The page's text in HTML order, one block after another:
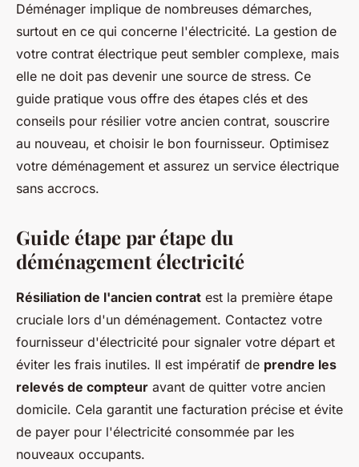
Déménager implique de nombreuses démarches,
surtout en ce qui concerne l'électricité. La gestion de
votre contrat électrique peut sembler complexe, mais
elle ne doit pas devenir une source de stress. Ce
guide pratique vous offre des étapes clés et des
conseils pour résilier votre ancien contrat, souscrire
au nouveau, et choisir le bon fournisseur. Optimisez
votre déménagement et assurez un service électrique
sans accrocs.
Guide étape par étape du
déménagement électricité
Résiliation de l'ancien contrat est la première étape
cruciale lors d'un déménagement. Contactez votre
fournisseur d'électricité pour signaler votre départ et
éviter les frais inutiles. Il est impératif de prendre les
relevés de compteur avant de quitter votre ancien
domicile. Cela garantit une facturation précise et évite
de payer pour l'électricité consommée par les
nouveaux occupants.